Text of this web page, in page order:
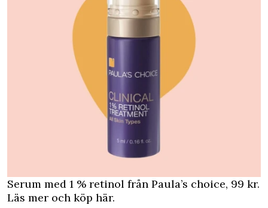
Serum med 1 % retinol från Paula’s choice, 99 kr.
Läs mer och köp här.